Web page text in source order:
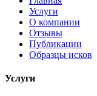
Услуги
О компании
Отзывы
Публикации
Образцы исков
Услуги